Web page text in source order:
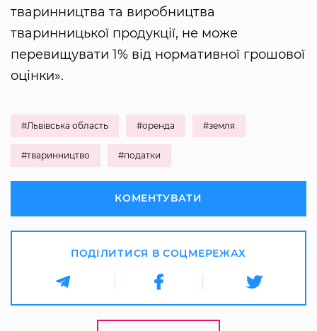
тваринництва та виробництва
тваринницької продукції, не може
перевищувати 1% від нормативної грошової
оцінки».
#Львівська область #оренда #земля
#тваринництво #податки
КОМЕНТУВАТИ
ПОДІЛИТИСЯ В СОЦМЕРЕЖАХ